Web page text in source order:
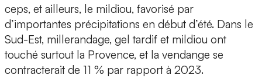
ceps, et ailleurs, le mildiou, favorisé par
d’importantes précipitations en début d’été. Dans le
Sud-Est, millerandage, gel tardif et mildiou ont
touché surtout la Provence, et la vendange se
contracterait de 11 % par rapport à 2023.